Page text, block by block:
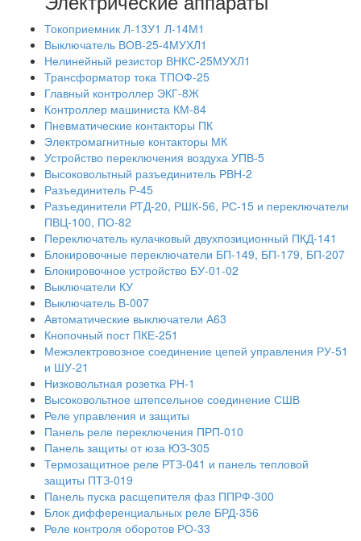
Токоприемник Л-13У1 Л-14М1
Выключатель ВОВ-25-4МУХЛ1
Нелинейный резистор ВНКС-25МУХЛ1
Трансформатор тока ТПОФ-25
Главный контроллер ЭКГ-8Ж
Контроллер машиниста КМ-84
Пневматические контакторы ПК
Электромагнитные контакторы МК
Устройство переключения воздуха УПВ-5
Высоковольтный разъединитель РВН-2
Разъединитель Р-45
Разъединители РТД-20, РШК-56, РС-15 и переключатели
ПВЦ-100, ПО-82
Переключатель кулачковый двухпозиционный ПКД-141
Блокировочные переключатели БП-149, БП-179, БП-207
Блокировочное устройство БУ-01-02
Выключатели КУ
Выключатель В-007
Автоматические выключатели А63
Кнопочный пост ПКЕ-251
Межэлектровозное соединение цепей управления РУ-51
и ШУ-21
Низковольтная розетка РН-1
Высоковольтное штепсельное соединение СШВ
Реле управления и защиты
Панель реле переключения ПРП-010
Панель защиты от юза ЮЗ-305
Термозащитное реле РТЗ-041 и панель тепловой
защиты ПТЗ-019
Панель пуска расщепителя фаз ППРФ-300
Блок дифференциальных реле БРД-356
Реле контроля оборотов РО-33